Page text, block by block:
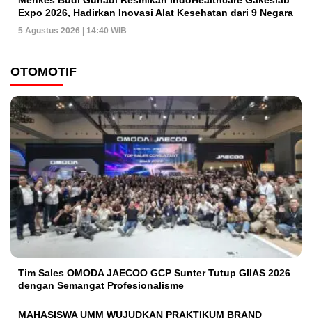
Expo 2026, Hadirkan Inovasi Alat Kesehatan dari 9 Negara
5 Agustus 2026 | 14:40 WIB
OTOMOTIF
Tim Sales OMODA JAECOO GCP Sunter Tutup GIIAS 2026
dengan Semangat Profesionalisme
MAHASISWA UMM WUJUDKAN PRAKTIKUM BRAND